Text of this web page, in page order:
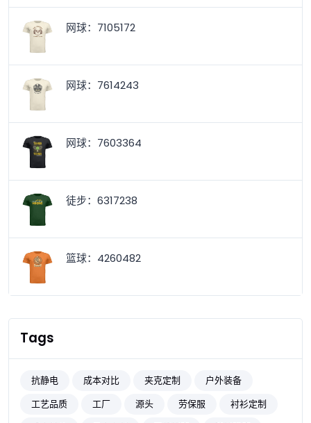
网球：7105172
网球：7614243
网球：7603364
徒步：6317238
篮球：4260482
Tags
抗静电 成本对比 夹克定制
户外装备
工艺品质
工厂 源头 劳保服
衬衫定制